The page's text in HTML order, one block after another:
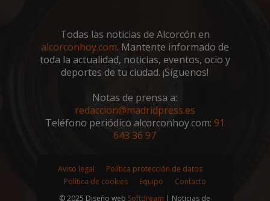
Todas las noticias de Alcorcón en
alcorconhoy.com. Mantente informado de
toda la actualidad, noticias, eventos, ocio y
deportes de tu ciudad. ¡Síguenos!
Notas de prensa a:
redaccion@madridpress.es
Teléfono periódico alcorconhoy.com: 91
643 36 97
Aviso legal
Política protección de datos
Política de cookies
Equipo
Contacto
© 2025 Diseño web Softdream | Noticias de
Proveedor/
Dominio